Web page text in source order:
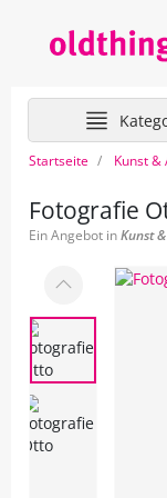
Startseite Kunst
Fotografie
Ein Angebot inKunst